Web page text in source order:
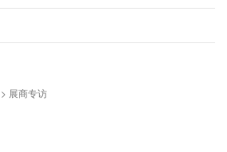
展商专访